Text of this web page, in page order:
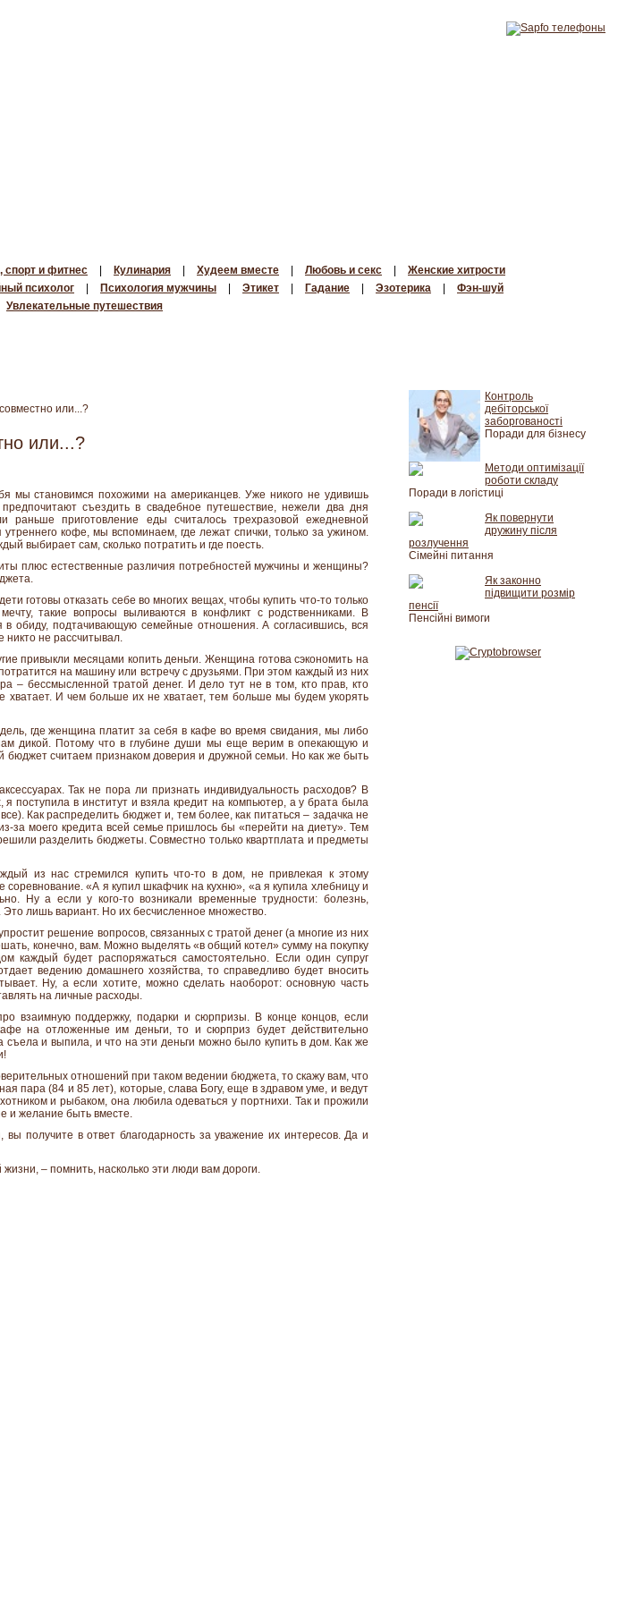
спорт и фитнес Кулинария Худеем вместе Любовь и секс
Женские хитрости
психолог Психология мужчины Этикет Гадание Эзотерика
Фэн-шуй
Увлекательные путешествия
или...?
или...?
мы становимся похожими на американцев. Уже никого не удивишь
съездить в свадебное путешествие, нежели два дня
приготовление еды считалось трехразовой ежедневной
кофе, мы вспоминаем, где лежат спички, только за ужином.
выбирает сам, сколько потратить и где поесть.
плюс естественные различия потребностей мужчины и женщины?
готовы отказать себе во многих вещах, чтобы купить что-то только
такие вопросы выливаются в конфликт с родственниками. В
в обиду, подтачивающую семейные отношения. А согласившись, вся
не рассчитывал.
привыкли месяцами копить деньги. Женщина готова сэкономить на
на машину или встречу с друзьями. При этом каждый из них
– бессмысленной тратой денег. И дело тут не в том, кто прав, кто
хватает. И чем больше их не хватает, тем больше мы будем укорять
где женщина платит за себя в кафе во время свидания, мы либо
дикой. Потому что в глубине души мы еще верим в опекающую и
считаем признаком доверия и дружной семьи. Но как же быть
Так не пора ли признать индивидуальность расходов? В
поступила в институт и взяла кредит на компьютер, а у брата была
Как распределить бюджет и, тем более, как питаться – задачка не
за моего кредита всей семье пришлось бы «перейти на диету». Тем
разделить бюджеты. Совместно только квартплата и предметы
из нас стремился купить что-то в дом, не привлекая к этому
«А я купил шкафчик на кухню», «а я купила хлебницу и
Ну а если у кого-то возникали временные трудности: болезнь,
Это лишь вариант. Но их бесчисленное множество.
решение вопросов, связанных с тратой денег (а многие из них
конечно, вам. Можно выделять «в общий котел» сумму на покупку
каждый будет распоряжаться самостоятельно. Если один супруг
ведению домашнего хозяйства, то справедливо будет вносить
Ну, а если хотите, можно сделать наоборот: основную часть
на личные расходы.
взаимную поддержку, подарки и сюрпризы. В конце концов, если
на отложенные им деньги, то и сюрприз будет действительно
и выпила, и что на эти деньги можно было купить в дом. Как же
отношений при таком ведении бюджета, то скажу вам, что
пара (84 и 85 лет), которые, слава Богу, еще в здравом уме, и ведут
и рыбаком, она любила одеваться у портнихи. Так и прожили
и желание быть вместе.
получите в ответ благодарность за уважение их интересов. Да и
– помнить, насколько эти люди вам дороги.
Контроль
дебіторської
заборгованості
Поради для бізнесу
Методи оптимізації
роботи складу
Поради в логістиці
Як повернути
дружину після
розлучення
Сімейні питання
Як законно
підвищити розмір
пенсії
Пенсійні вимоги